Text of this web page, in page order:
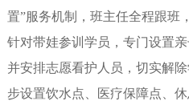
置”服务机制，班主任全程跟班
针对带娃参训学员，专门设置
并安排志愿看护人员，切实解
步设置饮水点、医疗保障点、